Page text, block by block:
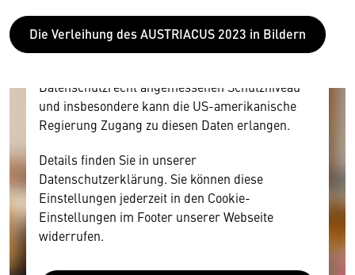
Die Verleihung des AUSTRIACUS 2023 in Bildern
und Nutzerverhalten mitunter mit US-
Datenschutzrecht angemessenen Schutzniveau
und insbesondere kann die US-amerikanische
Regierung Zugang zu diesen Daten erlangen.
Details finden Sie in unserer
Datenschutzerklärung. Sie können diese
Einstellungen jederzeit in den Cookie-
Einstellungen im Footer unserer Webseite
widerrufen.